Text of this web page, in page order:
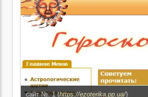
сайт №: 1 (https://ezoterika.pp.ua/)